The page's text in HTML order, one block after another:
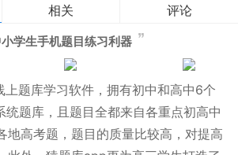
相关 评论
学生手机题目练习利器
上题库学习软件，拥有初中和高中6个
统题库，且题目全都来自各重点初高中
地高考题，题目的质量比较高，对提高